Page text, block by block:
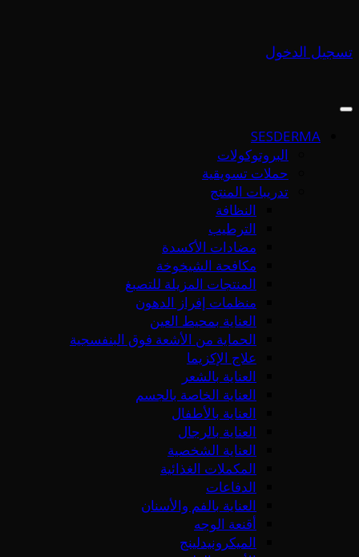
تسجيل الدخول
SESDERMA
البروتوكولات
حملات تسويقية
تدريبات المنتج
النظافة
الترطيب
مضادات الأكسدة
مكافحة الشيخوخة
المنتجات المزيلة للتصبغ
منظمات إفراز الدهون
العناية بمحيط العين
الحماية من الأشعة فوق البنفسجية
علاج الإكزيما
العناية بالشعر
العناية الخاصة بالجسم
العناية بالأطفال
العناية بالرجال
العناية الشخصية
المكملات الغذائية
الدفاعات
العناية بالفم والأسنان
أقنعة الوجه
الميكرونيدلينج